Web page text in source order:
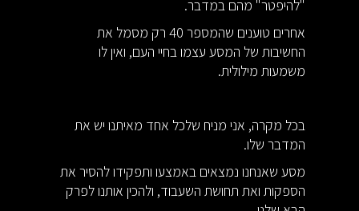
"להיפטר" מהם במדבר.
אחרים טוענים שהמספר 40 רק מסמל את
החשיבות של המסע עצמו בחיי העם, ואין לו
משמעות מילולית.
בכל מקרה, אני מניח שלכל אחד מאיתנו יש את
המדבר שלו.
מסע שאנחנו נמצאים באמצעו ותפקידו להסיר את
הספקות ואת תחושת השעבוד, ולהכין אותנו לפרק